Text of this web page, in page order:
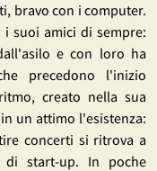
bravo con i computer.
i suoi amici di sempre:
e con loro ha
precedono l'inizio
creato nella sua
un attimo l'esistenza:
concerti si ritrova a
start-up. In poche